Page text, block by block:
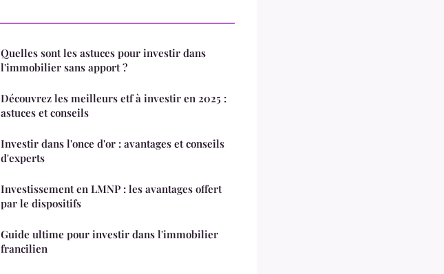
Quelles sont les astuces pour investir dans
l'immobilier sans apport ?
Découvrez les meilleurs etf à investir en 2025 :
astuces et conseils
Investir dans l'once d'or : avantages et conseils
d'experts
Investissement en LMNP : les avantages offert
par le dispositifs
Guide ultime pour investir dans l'immobilier
francilien